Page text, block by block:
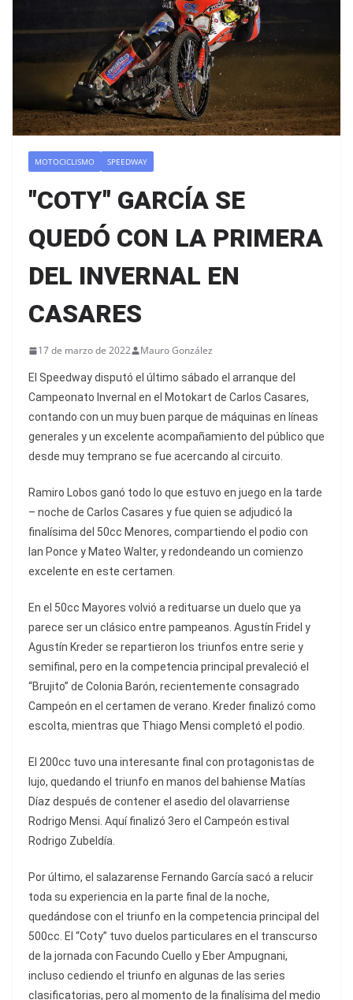
MOTOCICLISMO SPEEDWAY
"COTY" GARCÍA SE
QUEDÓ CON LA PRIMERA
DEL INVERNAL EN
CASARES
17 de marzo de 2022 Mauro González
El Speedway disputó el último sábado el arranque del
Campeonato Invernal en el Motokart de Carlos Casares,
contando con un muy buen parque de máquinas en líneas
generales y un excelente acompañamiento del público que
desde muy temprano se fue acercando al circuito.
Ramiro Lobos ganó todo lo que estuvo en juego en la tarde
– noche de Carlos Casares y fue quien se adjudicó la
finalísima del 50cc Menores, compartiendo el podio con
Ian Ponce y Mateo Walter, y redondeando un comienzo
excelente en este certamen.
En el 50cc Mayores volvió a redituarse un duelo que ya
parece ser un clásico entre pampeanos. Agustín Fridel y
Agustín Kreder se repartieron los triunfos entre serie y
semifinal, pero en la competencia principal prevaleció el
“Brujito” de Colonia Barón, recientemente consagrado
Campeón en el certamen de verano. Kreder finalizó como
escolta, mientras que Thiago Mensi completó el podio.
El 200cc tuvo una interesante final con protagonistas de
lujo, quedando el triunfo en manos del bahiense Matías
Díaz después de contener el asedio del olavarriense
Rodrigo Mensi. Aquí finalizó 3ero el Campeón estival
Rodrigo Zubeldía.
Por último, el salazarense Fernando García sacó a relucir
toda su experiencia en la parte final de la noche,
quedándose con el triunfo en la competencia principal del
500cc. El “Coty” tuvo duelos particulares en el transcurso
de la jornada con Facundo Cuello y Eber Ampugnani,
incluso cediendo el triunfo en algunas de las series
clasificatorias, pero al momento de la finalísima del medio